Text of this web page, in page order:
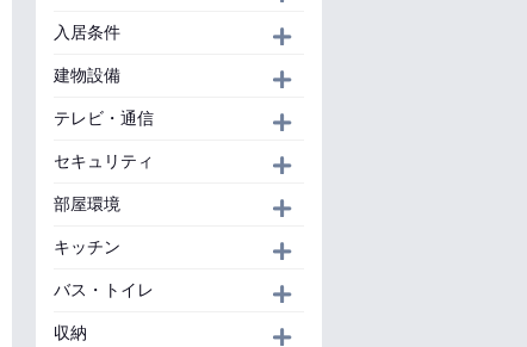
入居条件
建物設備
テレビ・通信
セキュリティ
部屋環境
キッチン
バス・トイレ
収納